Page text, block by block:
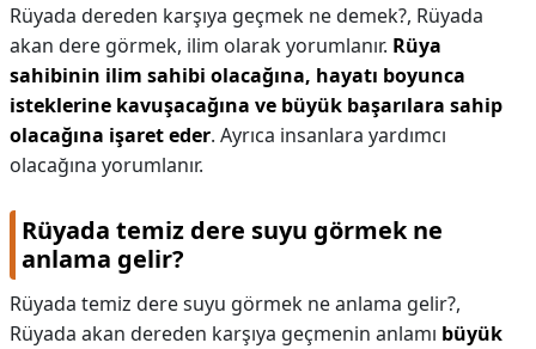
Rüyada dereden karşıya geçmek ne demek?, Rüyada
akan dere görmek, ilim olarak yorumlanır. Rüya
sahibinin ilim sahibi olacağına, hayatı boyunca
isteklerine kavuşacağına ve büyük başarılara sahip
olacağına işaret eder. Ayrıca insanlara yardımcı
olacağına yorumlanır.
Rüyada temiz dere suyu görmek ne
anlama gelir?
Rüyada temiz dere suyu görmek ne anlama gelir?,
Rüyada akan dereden karşıya geçmenin anlamı büyük